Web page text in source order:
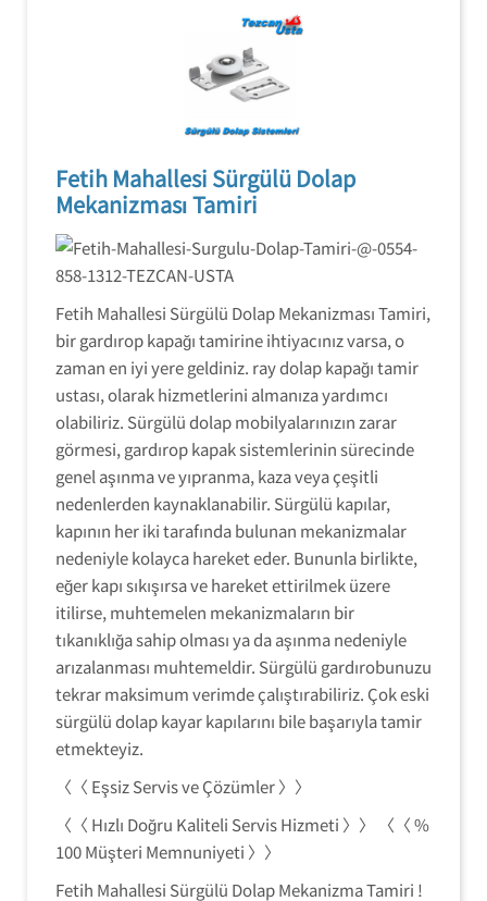
Fetih Mahallesi Sürgülü Dolap
Mekanizması Tamiri
Fetih Mahallesi Sürgülü Dolap Mekanizması Tamiri,
bir gardırop kapağı tamirine ihtiyacınız varsa, o
zaman en iyi yere geldiniz. ray dolap kapağı tamir
ustası, olarak hizmetlerini almanıza yardımcı
olabiliriz. Sürgülü dolap mobilyalarınızın zarar
görmesi, gardırop kapak sistemlerinin sürecinde
genel aşınma ve yıpranma, kaza veya çeşitli
nedenlerden kaynaklanabilir. Sürgülü kapılar,
kapının her iki tarafında bulunan mekanizmalar
nedeniyle kolayca hareket eder. Bununla birlikte,
eğer kapı sıkışırsa ve hareket ettirilmek üzere
itilirse, muhtemelen mekanizmaların bir
tıkanıklığa sahip olması ya da aşınma nedeniyle
arızalanması muhtemeldir. Sürgülü gardırobunuzu
tekrar maksimum verimde çalıştırabiliriz. Çok eski
sürgülü dolap kayar kapılarını bile başarıyla tamir
etmekteyiz.
〈〈 Eşsiz Servis ve Çözümler 〉〉
〈〈 Hızlı Doğru Kaliteli Servis Hizmeti 〉〉 〈〈 %
100 Müşteri Memnuniyeti 〉〉
Fetih Mahallesi Sürgülü Dolap Mekanizma Tamiri !